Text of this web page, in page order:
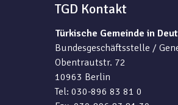
TGD Kontakt
Türkische Gemeinde in
Bundesgeschäftsstelle /
Obentrautstr. 72
10963 Berlin
Tel: 030-896 83 81 0